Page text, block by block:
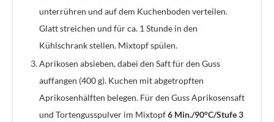
unterrühren und auf dem Kuchenboden verteilen.
Glatt streichen und für ca. 1 Stunde in den
Kühlschrank stellen. Mixtopf spülen.
Aprikosen absieben, dabei den Saft für den Guss
auffangen (400 g). Kuchen mit abgetropften
Aprikosenhälften belegen. Für den Guss Aprikosensaft
und Tortengusspulver im Mixtopf6 Min./90°C/Stufe 3